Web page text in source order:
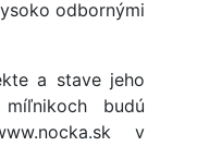
odbornými
a stave jeho
budú
v